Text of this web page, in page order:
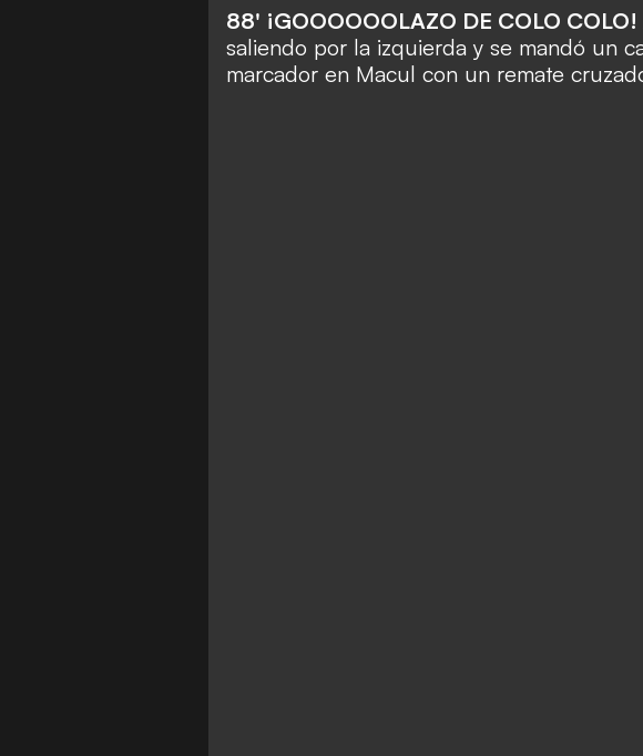
88' ¡GOOOOOOLAZO DE COLO COLO!
saliendo por la izquierda y se mandó un
marcador en Macul con un remate